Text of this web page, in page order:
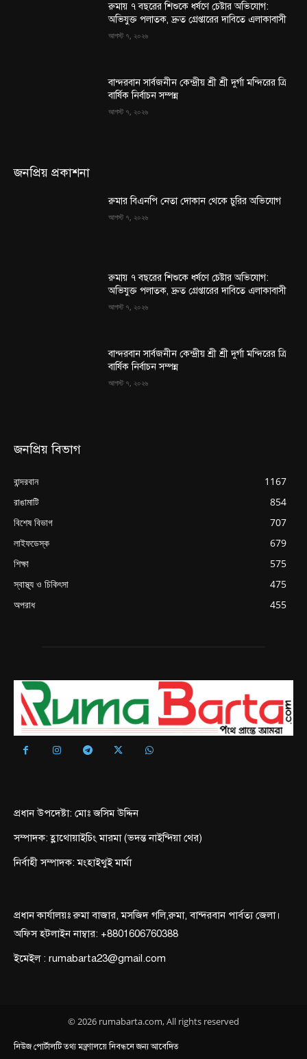
রুমায় ৭ বছরের শিশুকে ধর্ষণে চেষ্টার অভিযোগ:
অভিযুক্ত পলাতক, দ্রুত গ্রেপ্তারের দাবিতে এলাকাবাসী
আগস্ট ৭, ২০২৬
বান্দরবান সার্বজনীন কেন্দ্রীয় শ্রী শ্রী দুর্গা মন্দিরের ত্রি
বার্ষিক নির্বাচন সম্পন্ন
আগস্ট ৭, ২০২৬
জনপ্রিয় প্রকাশনা
রুমার বিএনপি নেতা দোকান থেকে চুরির অভিযোগ
আগস্ট ৭, ২০২৬
রুমায় ৭ বছরের শিশুকে ধর্ষণে চেষ্টার অভিযোগ:
অভিযুক্ত পলাতক, দ্রুত গ্রেপ্তারের দাবিতে এলাকাবাসী
আগস্ট ৭, ২০২৬
বান্দরবান সার্বজনীন কেন্দ্রীয় শ্রী শ্রী দুর্গা মন্দিরের ত্রি
বার্ষিক নির্বাচন সম্পন্ন
আগস্ট ৭, ২০২৬
জনপ্রিয় বিভাগ
বান্দরবান
1167
রাঙামাটি
854
বিশেষ বিভাগ
707
লাইফডেস্ক
679
শিক্ষা
575
স্বাস্থ্য ও চিকিৎসা
475
অপরাধ
455
প্রধান উপদেষ্টা: মোঃ জসিম উদ্দিন
সম্পাদক: হ্লাথোয়াইচিং মারমা (ভদন্ত নাইন্দিয়া থের)
নির্বাহী সম্পাদক: মংহাইথুই মার্মা
প্রধান কার্যালয়ঃ রুমা বাজার, মসজিদ গলি,রুমা, বান্দরবান পার্বত্য জেলা।
অফিস হটলাইন নাম্বার: +8801606760388
ইমেইল : rumabarta23@gmail.com
© 2026 rumabarta.com, All rights reserved
নিউজ পোর্টালটি তথ্য মন্ত্রণালয়ে নিবন্ধনে জন্য আবেদিত